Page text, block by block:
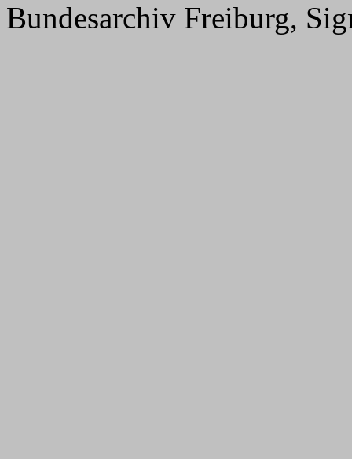
Bundesarchiv Freiburg,